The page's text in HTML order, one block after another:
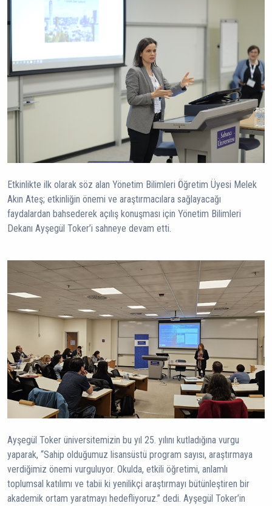
Etkinlikte ilk olarak söz alan Yönetim Bilimleri Öğretim Üyesi Melek
Akın Ateş; etkinliğin önemi ve araştırmacılara sağlayacağı
faydalardan bahsederek açılış konuşması için Yönetim Bilimleri
Dekanı Ayşegül Toker’i sahneye devam etti.
Ayşegül Toker üniversitemizin bu yıl 25. yılını kutladığına vurgu
yaparak, “Sahip olduğumuz lisansüstü program sayısı, araştırmaya
verdiğimiz önemi vurguluyor. Okulda, etkili öğretimi, anlamlı
toplumsal katılımı ve tabii ki yenilikçi araştırmayı bütünleştiren bir
akademik ortam yaratmayı hedefliyoruz.” dedi. Ayşegül Toker’in